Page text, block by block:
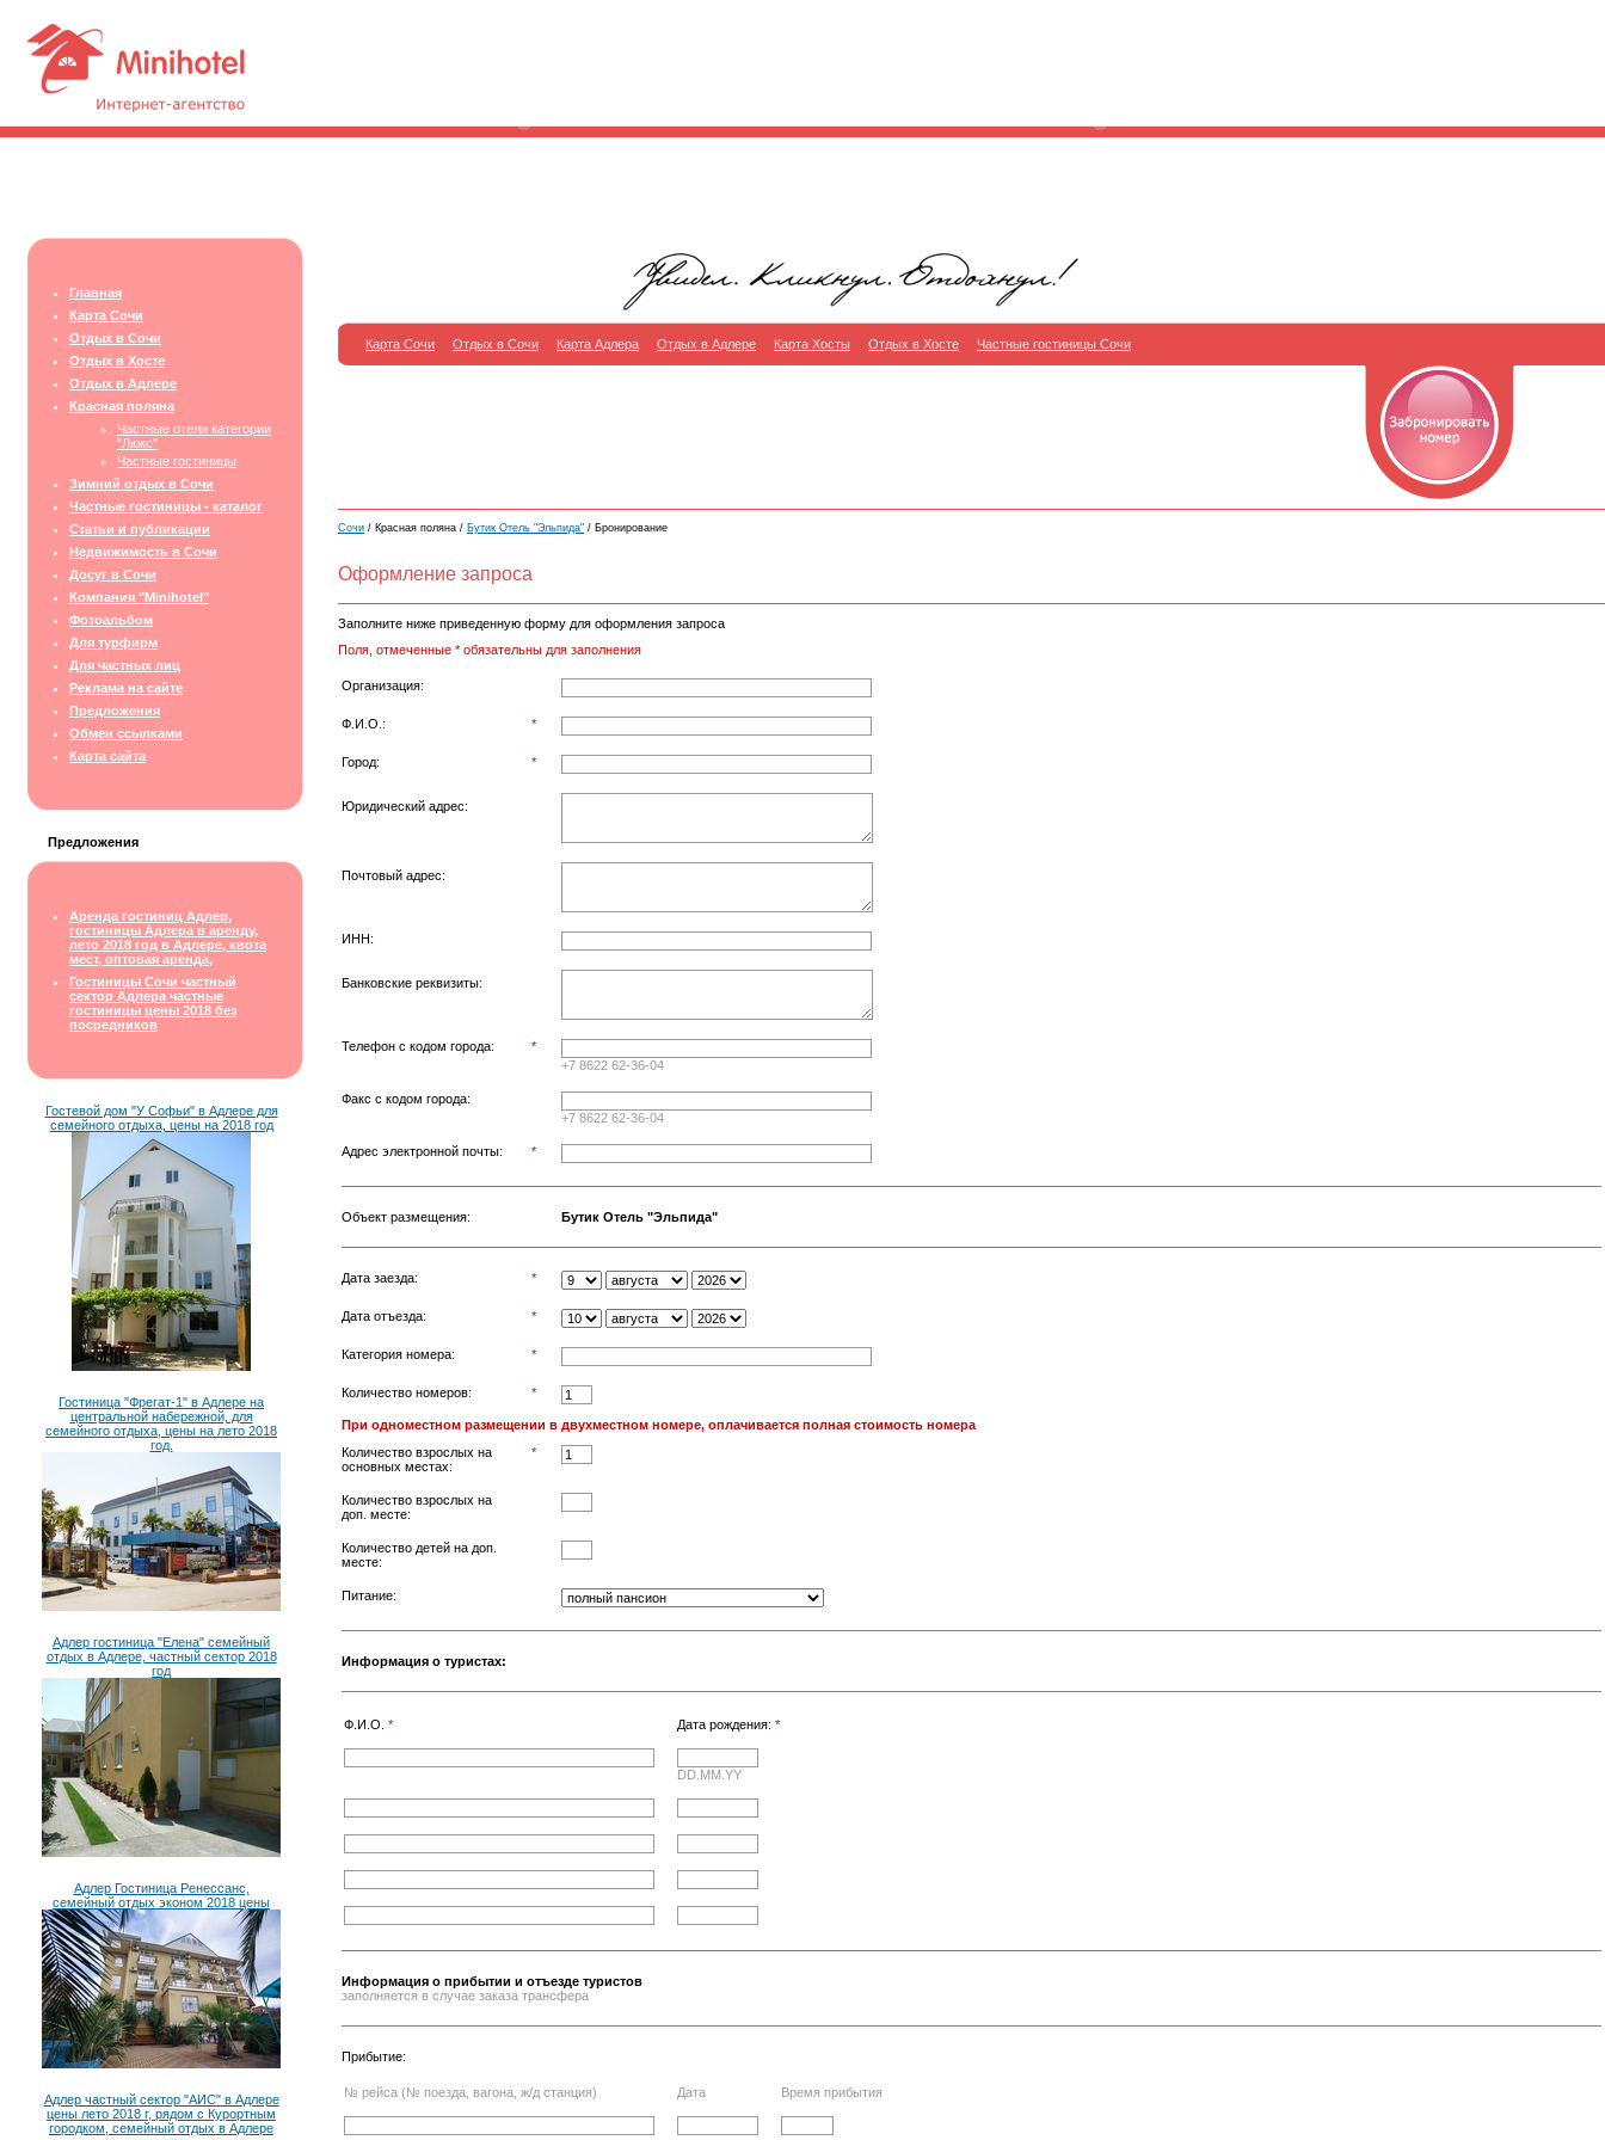
Главная
Карта Сочи
Отдых в Сочи
Отдых в Хосте
Отдых в Адлере
Красная поляна
Частные отели категории
"Люкс"
Частные гостиницы
Зимний отдых в Сочи
Частные гостиницы - каталог
Статьи и публикации
Недвижимость в Сочи
Досуг в Сочи
Компания "Minihotel"
Фотоальбом
Для турфирм
Для частных лиц
Реклама на сайте
Предложения
Обмен ссылками
Карта сайта
Предложения
Аренда гостиниц Адлер,
гостиницы Адлера в аренду,
лето 2018 год в Адлере, квота
мест, оптовая аренда,
Гостиницы Сочи частный
сектор Адлера частные
гостиницы цены 2018 без
посредников
Гостевой дом "У Софьи" в Адлере для
семейного отдыха, цены на 2018 год
Гостиница "Фрегат-1" в Адлере на
центральной набережной, для
семейного отдыха, цены на лето 2018
год.
Адлер гостиница "Елена" семейный
отдых в Адлере, частный сектор 2018
год
Адлер Гостиница Ренессанс,
семейный отдых эконом 2018 цены
Адлер частный сектор "АИС" в Адлере
цены лето 2018 г, рядом с Курортным
городком, семейный отдых в Адлере
Карта Сочи Отдых в Сочи Карта Адлера Отдых в Адлере Карта Хосты Отдых в Хосте Частные гостиницы Сочи
Сочи / Красная поляна / Бутик Отель "Эльпида" / Бронирование
Оформление запроса
Заполните ниже приведенную форму для оформления запроса
Поля, отмеченные * обязательны для заполнения
Организация:
Ф.И.О.: *
Город: *
Юридический адрес:
Почтовый адрес:
ИНН:
Банковские реквизиты:
Телефон с кодом города:
*
+7 8622 62-36-04
Факс с кодом города:
+7 8622 62-36-04
Адрес электронной почты: *
Объект размещения: Бутик Отель "Эльпида"
Дата заезда: *
Дата отъезда: *
Категория номера: *
Количество номеров: *
При одноместном размещении в двухместном номере, оплачивается полная стоимость номера
Количество взрослых на
основных местах:
*
Количество взрослых на
доп. месте:
Количество детей на доп.
месте:
Питание:
Информация о туристах:
Ф.И.О. * Дата рождения: *
DD.MM.YY
Информация о прибытии и отъезде туристов
заполняется в случае заказа трансфера
Прибытие:
№ рейса (№ поезда, вагона, ж/д станция) Дата Время прибытия